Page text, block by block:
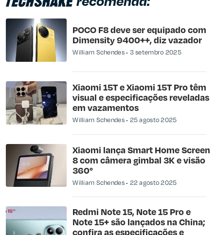
POCO F8 deve ser equipado com
Dimensity 9400++, diz vazador
William Schendes 3 setembro 2025
Xiaomi 15T e Xiaomi 15T Pro têm
visual e especificações reveladas
em vazamentos
William Schendes 25 agosto 2025
Xiaomi lança Smart Home Screen
8 com câmera gimbal 3K e visão
360°
William Schendes 22 agosto 2025
Redmi Note 15, Note 15 Pro e
Note 15+ são lançados na China;
confira as especificações e